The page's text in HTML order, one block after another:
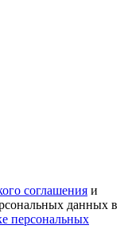
соглашения и
данных в
персональных